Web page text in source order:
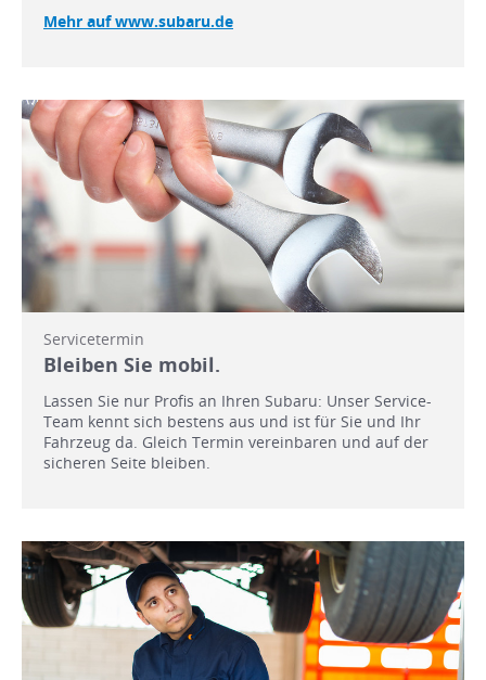
Mehr auf www.subaru.de
Servicetermin
Bleiben Sie mobil.
Lassen Sie nur Profis an Ihren Subaru: Unser Service-
Team kennt sich bestens aus und ist für Sie und Ihr
Fahrzeug da. Gleich Termin vereinbaren und auf der
sicheren Seite bleiben.